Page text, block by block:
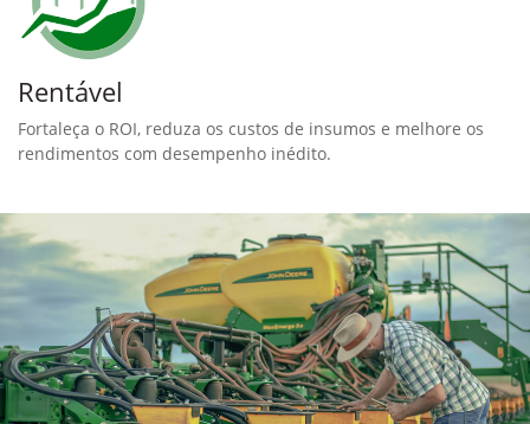
Rentável
rendimentos com desempenho inédito.